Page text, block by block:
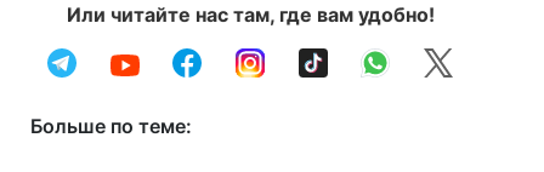
Или читайте нас там, где вам удобно!
Больше по теме: